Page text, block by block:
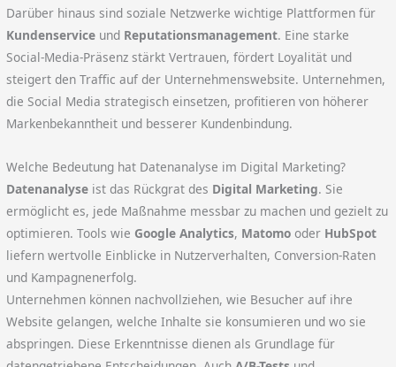
Darüber hinaus sind soziale Netzwerke wichtige Plattformen für
Kundenservice und Reputationsmanagement. Eine starke
Social-Media-Präsenz stärkt Vertrauen, fördert Loyalität und
steigert den Traffic auf der Unternehmenswebsite. Unternehmen,
die Social Media strategisch einsetzen, profitieren von höherer
Markenbekanntheit und besserer Kundenbindung.
Welche Bedeutung hat Datenanalyse im Digital Marketing?
Datenanalyse ist das Rückgrat des Digital Marketing. Sie
ermöglicht es, jede Maßnahme messbar zu machen und gezielt zu
optimieren. Tools wie Google Analytics, Matomo oder HubSpot
liefern wertvolle Einblicke in Nutzerverhalten, Conversion-Raten
und Kampagnenerfolg.
Unternehmen können nachvollziehen, wie Besucher auf ihre
Website gelangen, welche Inhalte sie konsumieren und wo sie
abspringen. Diese Erkenntnisse dienen als Grundlage für